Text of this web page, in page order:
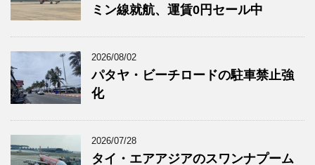
ミン線就航、運賃0円セール中
2026/08/02
パタヤ・ビーチロードの駐車禁止強
化
2026/07/28
タイ・エアアジアのスワンナプーム